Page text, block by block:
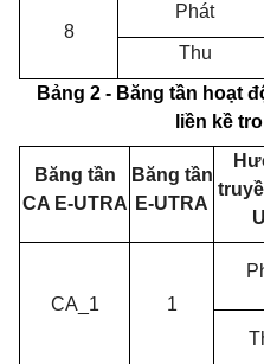
8
Phát
Thu
Bảng 2 - Băng tần hoạt
liền kề
Băng tần
CA E-UTRA
Băng tần
E-UTRA
CA_1 1